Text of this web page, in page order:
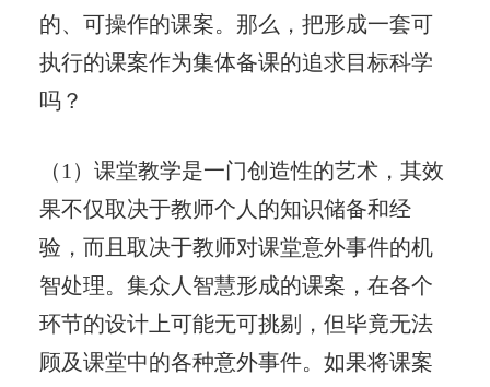
的、可操作的课案。那么，把形成一套可
执行的课案作为集体备课的追求目标科学
吗？
（1）课堂教学是一门创造性的艺术，其效
果不仅取决于教师个人的知识储备和经
验，而且取决于教师对课堂意外事件的机
智处理。集众人智慧形成的课案，在各个
环节的设计上可能无可挑剔，但毕竟无法
顾及课堂中的各种意外事件。如果将课案